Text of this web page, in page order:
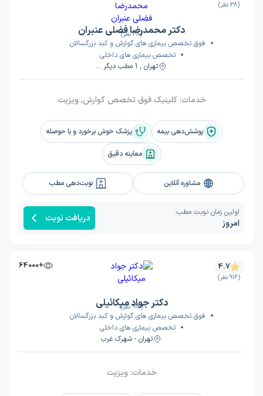
(38 نظر)
(38 نظر)
دکتر محمدرضا فضلی عنبران
فوق تخصص بیماری های گوارش و کبد بزرگسالان
تخصص بیماری های داخلی
تهران , 1 مطب دیگر ...
خدمات:کلینیک فوق تخصص گوارش, ویزیت
پوشش‌دهی بیمه پزشک خوش برخورد و با حوصله
معاینه دقیق
مشاوره آنلاین نوبت‌دهی مطب
اولین زمان نوبت مطب:
امروز دریافت نوبت
(916 نظر)
+64000 4.7
(916 نظر)
دکتر جواد میکائیلی
فوق تخصص بیماری های گوارش و کبد بزرگسالان
تخصص بیماری های داخلی
تهران - شهرک غرب
خدمات:ویزیت